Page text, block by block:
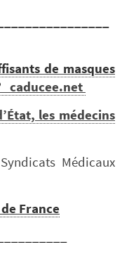
de masques
caducee.net
les médecins
Médicaux
France